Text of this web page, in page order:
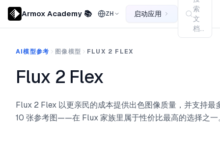
Armox Academy 📚 ZH 启动应用
索
文
档...
AI模型参考 图像模型 FLUX 2 FLEX
Flux 2 Flex
Flux 2 Flex 以更亲民的成本提供出色图像质量，并支持最
10 张参考图——在 Flux 家族里属于性价比最高的选择之一